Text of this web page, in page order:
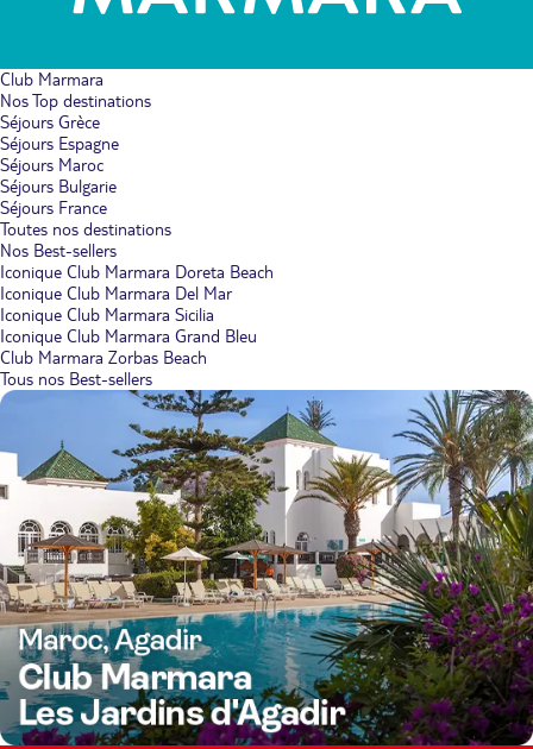
Club Marmara
Nos Top destinations
Séjours Grèce
Séjours Espagne
Séjours Maroc
Séjours Bulgarie
Séjours France
Toutes nos destinations
Nos Best-sellers
Iconique Club Marmara Doreta Beach
Iconique Club Marmara Del Mar
Iconique Club Marmara Sicilia
Iconique Club Marmara Grand Bleu
Club Marmara Zorbas Beach
Tous nos Best-sellers